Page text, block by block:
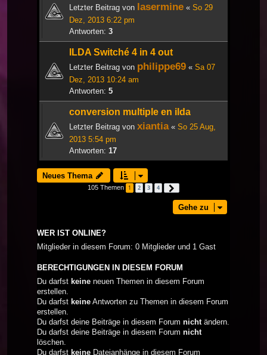
Letzter Beitrag von lasermine « So 29
Dez, 2013 6:22 pm
Antworten: 3
ILDA Switché 4 in 4 out
Letzter Beitrag von philippe69 « Sa 07
Dez, 2013 10:24 am
Antworten: 5
conversion multiple en ilda
Letzter Beitrag von xiantia« So 25 Aug,
2013 5:54 pm
Antworten: 17
Neues Thema
105 Themen 1 2 3 4
Gehe zu
WER IST ONLINE?
Mitglieder in diesem Forum: 0 Mitglieder und 1 Gast
BERECHTIGUNGEN IN DIESEM FORUM
Du darfst keine neuen Themen in diesem Forum
erstellen.
Du darfst keine Antworten zu Themen in diesem Forum
erstellen.
Du darfst deine Beiträge in diesem Forum nichtändern.
Du darfst deine Beiträge in diesem Forum nicht
löschen.
Du darfst keine Dateianhänge in diesem Forum